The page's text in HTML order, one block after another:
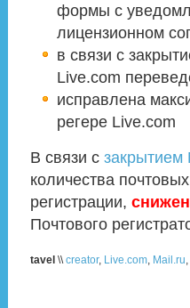
формы с
лицензионном
в связи с
Live.com
исправлена
регере Live.com
В связи с закрытием
количества
регистрации,
Почтового
tavel \\ creator, Live.com Mail.ru